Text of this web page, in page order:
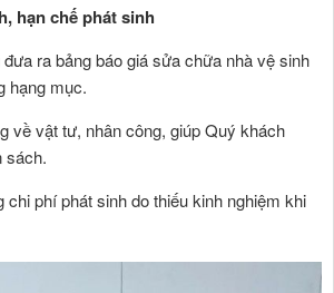
hạn chế phát sinh
ra bảng báo giá sửa chữa nhà vệ sinh
hạng mục.
về vật tư, nhân công, giúp Quý khách
sách.
chi phí phát sinh do thiếu kinh nghiệm khi